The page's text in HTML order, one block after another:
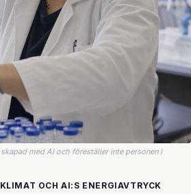
skapad med AI och föreställer inte personen i
OCH AI:S ENERGIAVTRYCK